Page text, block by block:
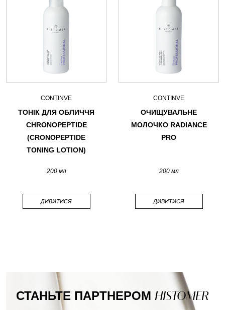
CONTINVE
ТОНІК ДЛЯ ОБЛИЧЧЯ
CHRONOPEPTIDE
(CRONOPEPTIDE
TONING LOTION)
200 мл
ДИВИТИСЯ
CONTINVE
ОЧИЩУВАЛЬНЕ
МОЛОЧКО RADIANCE
PRO
200 мл
ДИВИТИСЯ
СТАНЬТЕ ПАРТНЕРОМ HISTOMER